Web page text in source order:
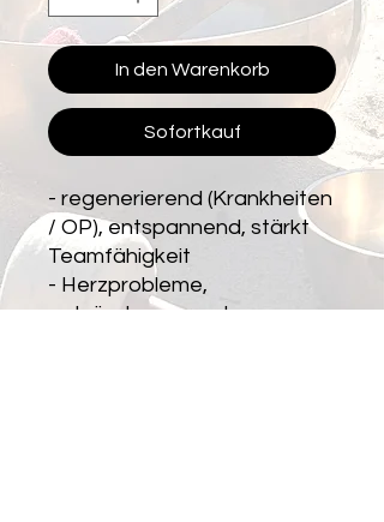
In den Warenkorb
Sofortkauf
- regenerierend (Krankheiten
/ OP), entspannend, stärkt
Teamfähigkeit
- Herzprobleme,
entzündungs- und